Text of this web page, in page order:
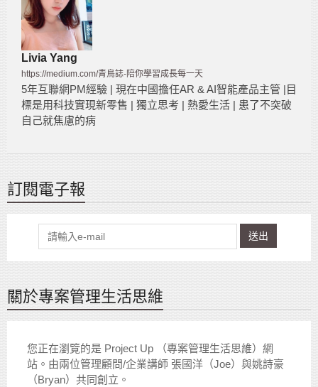
Livia Yang
https://medium.com/青鳥誌-陪你學習成長每一天
5年互聯網PM經驗 | 現在中國擔任AR & AI智能產品主管 |目
標是用科技實現新零售 | 獨立思考 | 熱愛生活 | 患了不突破
自己就焦慮的病
訂閱電子報
送出
關於專案管理生活思維
您正在瀏覽的是 Project Up （專案管理生活思維）網
站。由兩位管理顧問/企業講師 張國洋（Joe）與姚詩豪
（Bryan）共同創立。